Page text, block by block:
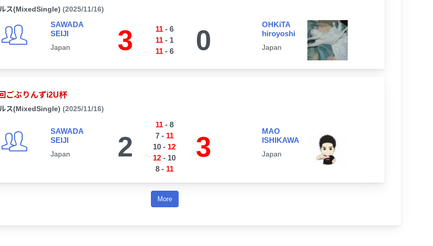
ス(MixedSingle) (2025/11/16)
SAWADA
SEIJI
Japan 3 11- 6
11- 1
11- 6 0
OHKiTA
hiroyoshi
Japan
ごぶりんずi2U杯
ス(MixedSingle) (2025/11/16)
SAWADA
SEIJI
Japan 2
11- 8
7- 11
10 - 12
12 - 10
8- 11
3
MAO
ISHIKAWA
Japan
More